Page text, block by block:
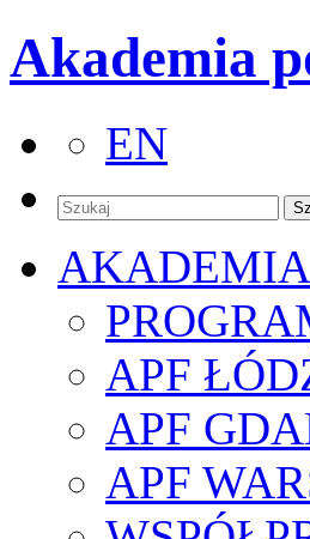
Akademia
EN
APF
APF
APF